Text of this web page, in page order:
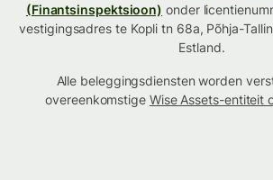
(Finantsinspektsioon) onder
vestigingsadres te Kopli tn 68a, Põhja-
Estland.
Alle beleggingsdiensten worden
overeenkomstige Wise Assets-entiteit